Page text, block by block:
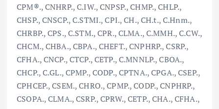
CPM®., CNHRP., C.IW., CNPSP., CHMP., CHLP.,
CHSP., CNSCP., C.STMI., CPI., CH., CH.t., C.Hnm.,
CHRBP., CPS., C.STM., CPR., CLMA., C.MMH., C.CW.,
CHCM., CHBA., CBPA., CHEFT., CNPHRP., CSRP.,
CFHA., CNCP., CTCP., CETP., C.MNNLP., CBOA.,
CHCP., C.GL., CPMP., CODP., CPTNA., CPGA., CSEP.,
CPHCEP., CSEM., CHRO., CPMP., CODP., CNPHRP.,
CSOPA., CLMA., CSRP., CPRW., CETP., CHA., CFHA.,